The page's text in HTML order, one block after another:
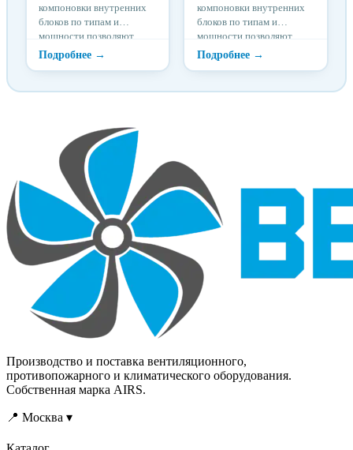
компоновки внутренних
блоков по типам и
мощности позволяют
гибко и индивидуально
подходить к
кондиционирования для
компоновки внутренних
блоков по типам и
мощности позволяют
гибко и индивидуально
подходить к
кондиционирования для
Производство и поставка вентиляционного,
противопожарного и климатического оборудования.
Собственная марка AIRS.
📍 Москва ▾